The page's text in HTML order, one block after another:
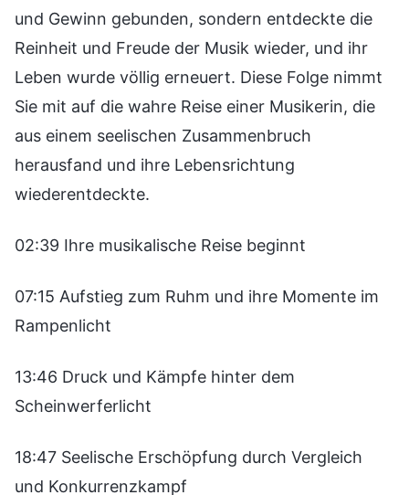
und Gewinn gebunden, sondern entdeckte die
Reinheit und Freude der Musik wieder, und ihr
Leben wurde völlig erneuert. Diese Folge nimmt
Sie mit auf die wahre Reise einer Musikerin, die
aus einem seelischen Zusammenbruch
herausfand und ihre Lebensrichtung
wiederentdeckte.
02:39 Ihre musikalische Reise beginnt
07:15 Aufstieg zum Ruhm und ihre Momente im
Rampenlicht
13:46 Druck und Kämpfe hinter dem
Scheinwerferlicht
18:47 Seelische Erschöpfung durch Vergleich
und Konkurrenzkampf